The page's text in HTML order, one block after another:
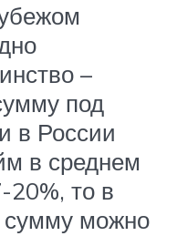
–
под
в России
в среднем
то в
сумму можно